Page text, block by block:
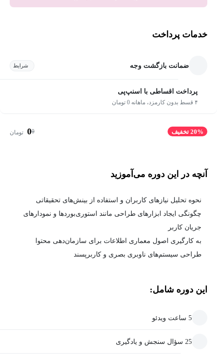
خدمات پرداخت
ضمانت بازگشت وجه شرایط
پرداخت اقساطی با اسنپ‌پی
۴ قسط بدون کارمزد، ماهانه 0 تومان
20% تخفیف 0
0 تومان
آنچه در این دوره می‌آموزید
نحوه تحلیل نیازهای کاربران و استفاده از بینش‌های تحقیقاتی
چگونگی ایجاد ابزارهای طراحی مانند استوری‌بوردها و نمودارهای
جریان کاربر
به کارگیری اصول معماری اطلاعات برای سازمان‌دهی محتوا
طراحی سیستم‌های ناوبری بصری و کاربرپسند
این دوره شامل:
5 ساعت ویدئو
25 سؤال سنجش و یادگیری